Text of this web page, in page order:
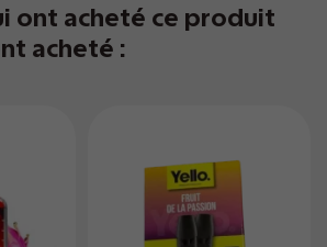
ont acheté ce produit
acheté :